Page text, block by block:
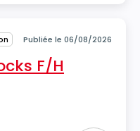
Publiée le 06/08/2026
F/H